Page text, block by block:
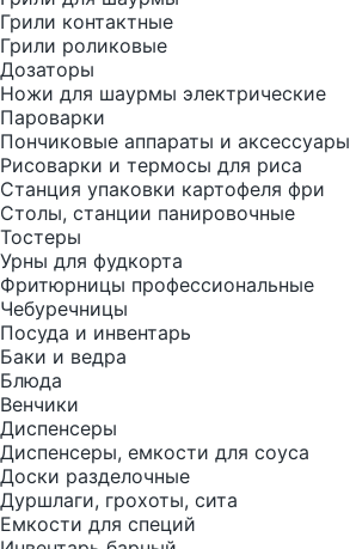
Грили контактные
Грили роликовые
Дозаторы
Ножи для шаурмы электрические
Пароварки
Пончиковые аппараты и аксессуары
Рисоварки и термосы для риса
Станция упаковки картофеля фри
Столы, станции панировочные
Тостеры
Урны для фудкорта
Фритюрницы профессиональные
Чебуречницы
Посуда и инвентарь
Баки и ведра
Блюда
Венчики
Диспенсеры
Диспенсеры, емкости для соуса
Доски разделочные
Дуршлаги, грохоты, сита
Емкости для специй